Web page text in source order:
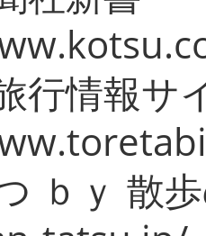
行情報サ
ｂｙ 散